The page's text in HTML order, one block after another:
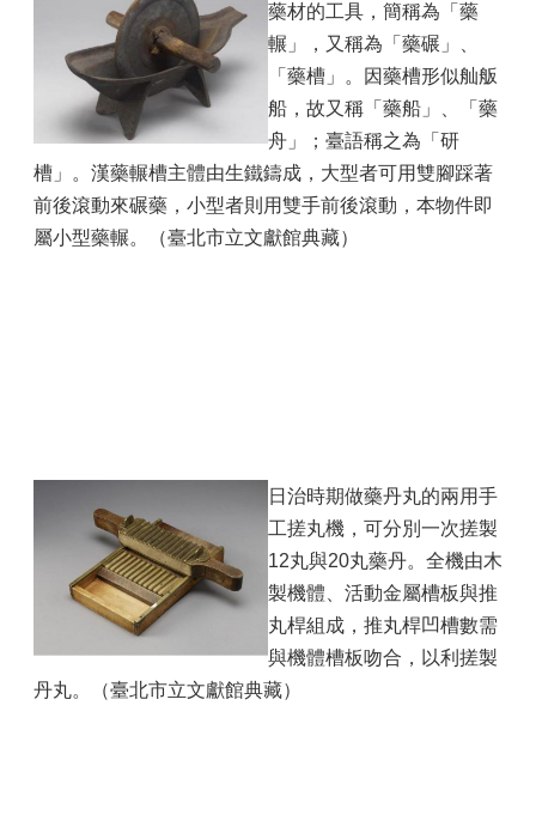
藥材的工具，簡稱為「藥
輾」，又稱為「藥碾」、
「藥槽」。因藥槽形似舢舨
船，故又稱「藥船」、「藥
舟」；臺語稱之為「研
槽」。漢藥輾槽主體由生鐵鑄成，大型者可用雙腳踩著
前後滾動來碾藥，小型者則用雙手前後滾動，本物件即
屬小型藥輾。（臺北市立文獻館典藏）
日治時期做藥丹丸的兩用手
工搓丸機，可分別一次搓製
12丸與20丸藥丹。全機由木
製機體、活動金屬槽板與推
丸桿組成，推丸桿凹槽數需
與機體槽板吻合，以利搓製
丹丸。（臺北市立文獻館典藏）